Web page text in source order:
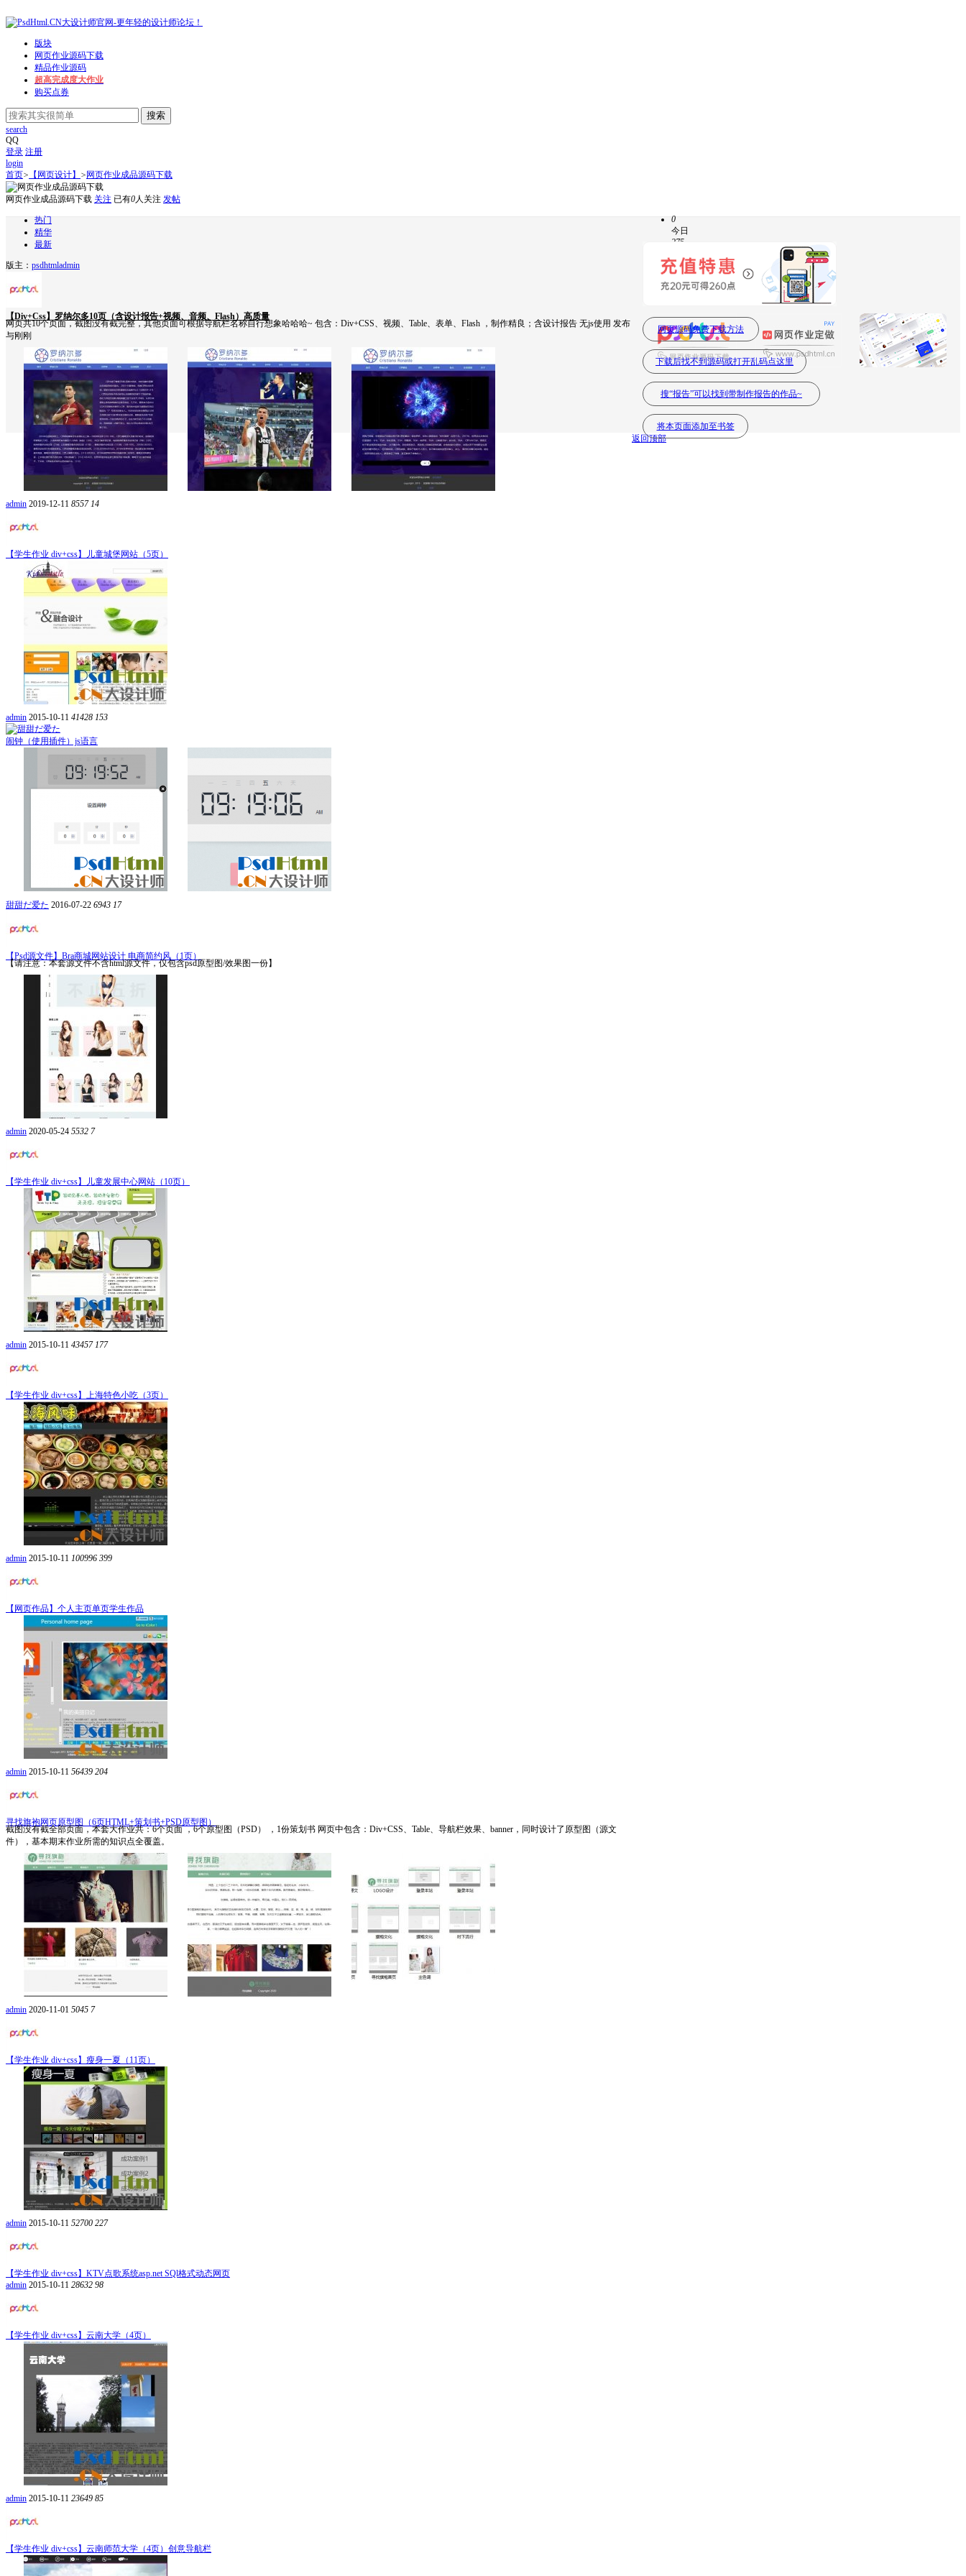
版块
网页作业源码下载
精品作业源码
超高完成度大作业
购买点券
搜索
search
QQ
登录 注册
login
首页> 【网页设计】 > 网页作业成品源码下载
网页作业成品源码下载 关注 已有0人关注 发帖
热门
精华
最新
版主： psdhtmladmin
【Div+Css】罗纳尔多10页（含设计报告+视频、音频、Flash）高质量
网页共10个页面，截图没有截完整，其他页面可根据导航栏名称自行想象哈哈哈~ 包含：Div+CSS、视频、Table、表单、Flash ，制作精良；含设计报告 无js使用 发布
与刚刚
admin 2019-12-11 8557 14
【学生作业 div+css】儿童城堡网站（5页）
admin 2015-10-11 41428 153
闹钟（使用插件）js语言
甜甜だ爱た 2016-07-22 6943 17
【Psd源文件】Bra商城网站设计 电商简约风（1页）
【请注意：本套源文件不含html源文件，仅包含psd原型图/效果图一份】
admin 2020-05-24 5532 7
【学生作业 div+css】儿童发展中心网站（10页）
admin 2015-10-11 43457 177
【学生作业 div+css】上海特色小吃（3页）
admin 2015-10-11 100996 399
【网页作品】个人主页单页学生作品
admin 2015-10-11 56439 204
寻找旗袍网页原型图（6页HTML+策划书+PSD原型图）
截图没有截全部页面，本套大作业共：6个页面 ，6个原型图（PSD） ，1份策划书 网页中包含：Div+CSS、Table、导航栏效果、banner，同时设计了原型图（源文
件），基本期末作业所需的知识点全覆盖。
admin 2020-11-01 5045 7
【学生作业 div+css】瘦身一夏（11页）
admin 2015-10-11 52700 227
【学生作业 div+css】KTV点歌系统asp.net SQl格式动态网页
admin 2015-10-11 28632 98
【学生作业 div+css】云南大学（4页）
admin 2015-10-11 23649 85
【学生作业 div+css】云南师范大学（4页）创意导航栏
0
今日
275
41057
总帖
网页源码免费下载方法
下载后找不到源码或打开乱码点这里
搜“报告”可以找到带制作报告的作品~
将本页面添加至书签
返回顶部